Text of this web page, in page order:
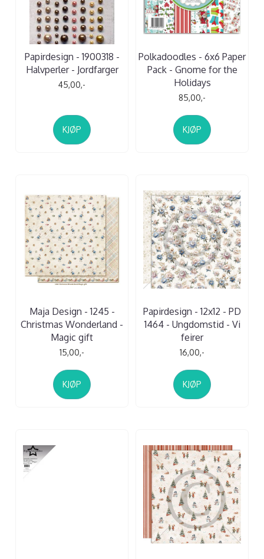
Papirdesign - 1900318 -
Halvperler - Jordfarger
45,00,-
KJØP
Polkadoodles - 6x6 Paper
Pack - Gnome for the
Holidays
85,00,-
KJØP
Maja Design - 1245 -
Christmas Wonderland -
Magic gift
15,00,-
KJØP
Papirdesign - 12x12 - PD
1464 - Ungdomstid - Vi
feirer
16,00,-
KJØP